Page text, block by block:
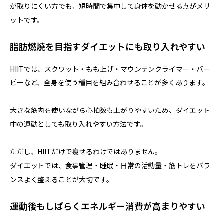
が取りにくい方でも、短時間で集中して身体を動かせる点がメリ
ットです。
脂肪燃焼を目指すダイエットにも取り入れやすい
HIITでは、スクワット・もも上げ・マウンテンクライマー・バー
ピーなど、全身を使う種目を組み合わせることが多くあります。
大きな筋肉を使いながら心拍数も上がりやすいため、ダイエット
中の運動としても取り入れやすい方法です。
ただし、HIITだけで痩せるわけではありません。
ダイエットでは、食事管理・睡眠・日常の活動量・筋トレをバラ
ンスよく整えることが大切です。
運動後もしばらくエネルギー消費が高まりやすい